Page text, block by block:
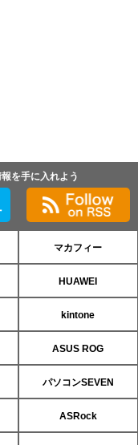
を手に入れよう
マカフィー
HUAWEI
kintone
ASUS ROG
パソコンSEVEN
ASRock